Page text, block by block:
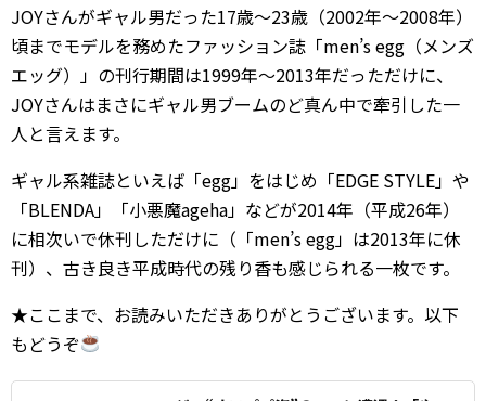
JOYさんがギャル男だった17歳～23歳（2002年～2008年）
頃までモデルを務めたファッション誌「men’s egg（メンズ
エッグ）」の刊行期間は1999年～2013年だっただけに、
JOYさんはまさにギャル男ブームのど真ん中で牽引した一
人と言えます。
ギャル系雑誌といえば「egg」をはじめ「EDGE STYLE」や
「BLENDA」「小悪魔ageha」などが2014年（平成26年）
に相次いで休刊しただけに（「men’s egg」は2013年に休
刊）、古き良き平成時代の残り香も感じられる一枚です。
★ここまで、お読みいただきありがとうございます。以下
もどうぞ